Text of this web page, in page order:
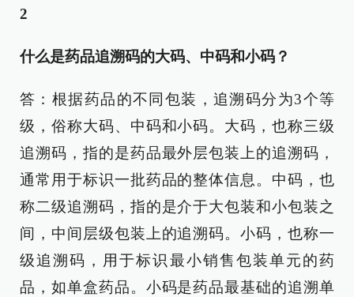
2
什么是药品追溯码的大码、中码和小码？
答：根据药品的不同包装，追溯码分为3个等
级，俗称大码、中码和小码。大码，也称三级
追溯码，指的是药品最外层包装上的追溯码，
通常用于标识一批药品的整体信息。中码，也
称二级追溯码，指的是介于大包装和小包装之
间，中间层级包装上的追溯码。小码，也称一
级追溯码，用于标识最小销售包装单元的药
品，如单盒药品。小码是药品最基础的追溯单